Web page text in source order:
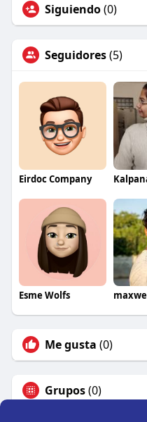
Siguiendo(0)
Seguidores(5)
Eirdoc Company
Esme Wolfs
Me gusta (0)
Grupos(0)